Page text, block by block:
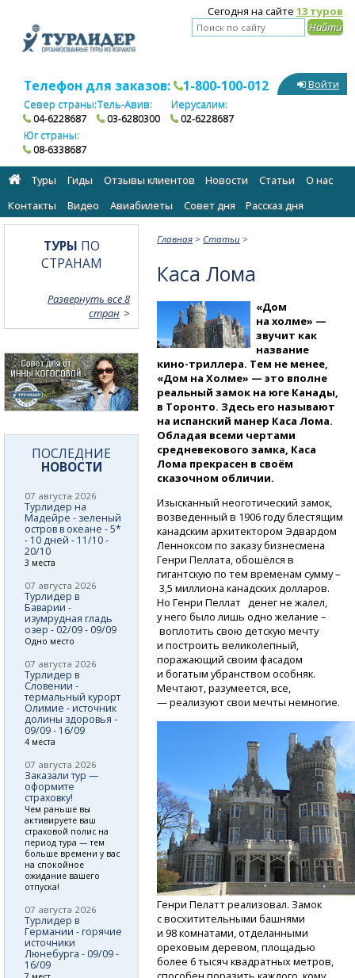
Сегодня на сайте 13 туров
Телефон для заказов: 1-800-100-012
Север страны:
04-6228687
Тель-Авив:
03-6280300
Иерусалим:
02-6228687
Юг страны:
08-6338687
Войти
Туры Гиды Отзывы клиентов Новости Статьи
О нас
Контакты
Видео Авиабилеты Cовет дня Рассказ дня
Главная > Статьи >
Каса Лома
«Дом
на холме» —
звучит как
название
кино-триллера. Тем не менее,
«Дом на Холме» — это вполне
реальный замок на юге Канады,
в Торонто. Здесь его называют
на испанский манер Каса Лома.
Обладая всеми чертами
средневекового замка, Каса
Лома прекрасен в своём
сказочном обличии.
Изысканный неоготический замок,
возведенный в 1906 году блестящим
канадским архитектором Эдвардом
Ленноксом по заказу бизнесмена
Генри Пеллата, обошёлся в
гигантскую по тем временам сумму –
3,5 миллиона канадских долларов.
Но Генри Пеллат денег не жалел,
у него было лишь одно желание –
воплотить свою детскую мечту
и построить великолепный,
поражающий своим фасадом
и богатым убранством особняк.
Мечтают, разумеется, все,
— реализуют свои мечты немногие.
Генри Пелатт реализовал. Замок
с восхитительными башнями
и 98 комнатами, отделанными
ореховым деревом, площадью
более 6 тысяч квадратных метров,
ТУРЫ ПО
СТРАНАМ
Развернуть все 8
стран
ПОСЛЕДНИЕ
НОВОСТИ
07 августа 2026
Турлидер на
Мадейре - зеленый
остров в океане - 5*
- 10 дней - 11/10 -
20/10
3 места
07 августа 2026
Турлидер в
Баварии -
изумрудная гладь
озер - 02/09 - 09/09
Одно место
07 августа 2026
Турлидер в
Словении -
термальный курорт
Олимие - источник
долины здоровья -
09/09 - 16/09
4 места
07 августа 2026
Заказали тур —
оформите
страховку!
Чем раньше вы
активируете ваш
страховой полис на
период тура — тем
больше времени у вас
на спокойное
ожидание вашего
отпуска!
07 августа 2026
Турлидер в
Германии - горячие
источники
Люнебурга - 09/09 -
16/09